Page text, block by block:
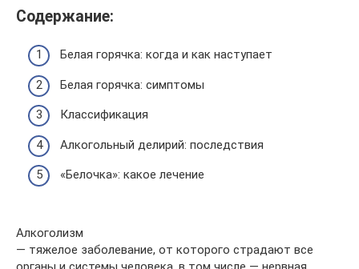
Содержание:
Белая горячка: когда и как наступает
Белая горячка: симптомы
Классификация
Алкогольный делирий: последствия
«Белочка»: какое лечение
Алкоголизм
— тяжелое заболевание, от которого страдают все